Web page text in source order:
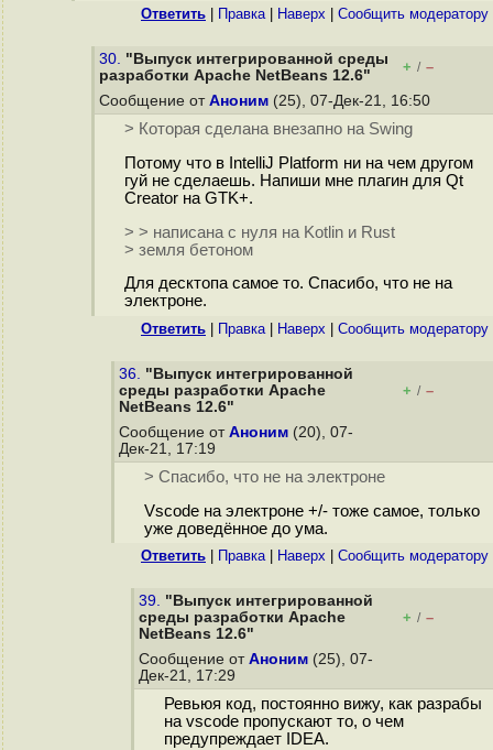
Ответить Правка| Наверх Cообщить модератору
30. "Выпуск интегрированной среды
разработки Apache NetBeans 12.6"
+ / –
Сообщение от Аноним (25), 07-Дек-21, 16:50
> Которая сделана внезапно на Swing
Потому что в IntelliJ Platform ни на чем другом
гуй не сделаешь. Напиши мне плагин для Qt
Creator на GTK+.
> > написана с нуля на Kotlin и Rust
> земля бетоном
Для десктопа самое то. Спасибо, что не на
электроне.
Ответить Правка| Наверх Cообщить модератору
36. "Выпуск интегрированной
среды разработки Apache
NetBeans 12.6"
+ / –
Сообщение от Аноним (20), 07-
Дек-21, 17:19
> Спасибо, что не на электроне
Vscode на электроне +/- тоже самое, только
уже доведённое до ума.
Ответить Правка| Наверх Cообщить модератору
39. "Выпуск интегрированной
среды разработки Apache
NetBeans 12.6"
+ / –
Сообщение от Аноним (25), 07-
Дек-21, 17:29
Ревьюя код, постоянно вижу, как разрабы
на vscode пропускают то, о чем
предупреждает IDEA.